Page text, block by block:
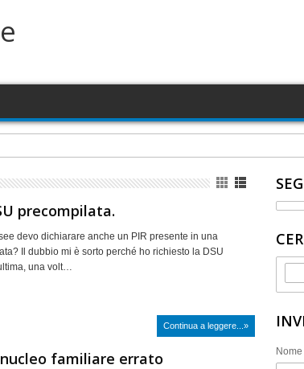
comunale
precompilata.
devo dichiarare anche un PIR presente in una
Il dubbio mi è sorto perché ho richiesto la DSU
una volt…
Continua a leggere...»
nucleo familiare errato Nome